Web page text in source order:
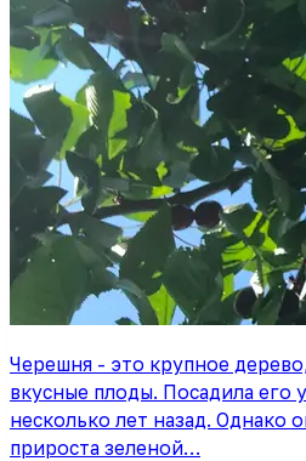
Черешня - это крупное
вкусные плоды. Посадила его
несколько лет назад. Однако
прироста зеленой…